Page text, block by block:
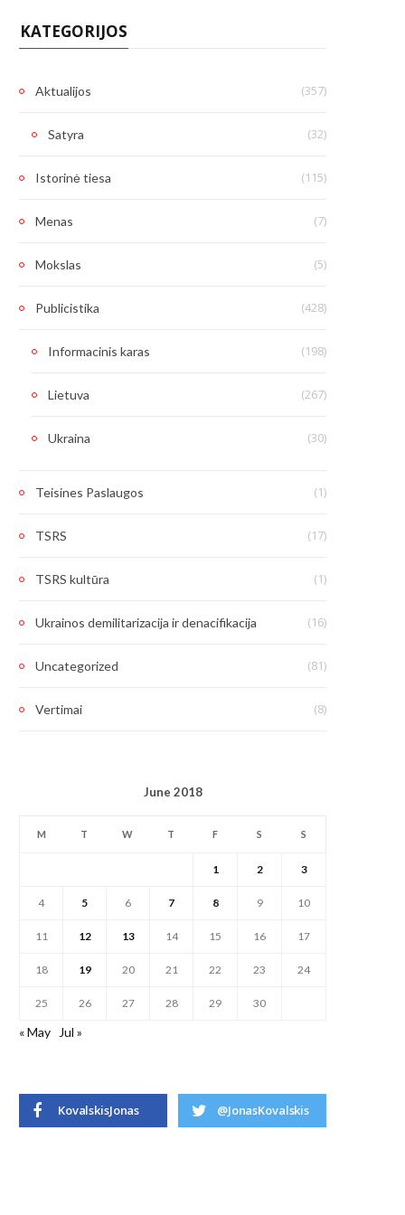
KATEGORIJOS
Aktualijos (357)
Satyra (32)
Istorinė tiesa (115)
Menas (7)
Mokslas (5)
Publicistika (428)
Informacinis karas (198)
Lietuva (267)
Ukraina (30)
Teisines Paslaugos (1)
TSRS (17)
TSRS kultūra (1)
Ukrainos demilitarizacija ir denacifikacija (16)
Uncategorized (81)
Vertimai (8)
June 2018
M T W T F S S
1 2 3
4 5 6 7 8 9 10
11 12 13 14 15 16 17
18 19 20 21 22 23 24
25 26 27 28 29 30
« May Jul »
KovalskisJonas @JonasKovalskis